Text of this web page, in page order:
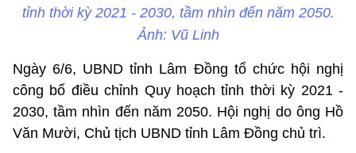
tỉnh thời kỳ 2021 - 2030, tầm nhìn đến năm 2050.
Ảnh: Vũ Linh
Ngày 6/6, UBND tỉnh Lâm Đồng tổ chức hội nghị
công bố điều chỉnh Quy hoạch tỉnh thời kỳ 2021 -
2030, tầm nhìn đến năm 2050. Hội nghị do ông Hồ
Văn Mười, Chủ tịch UBND tỉnh Lâm Đồng chủ trì.